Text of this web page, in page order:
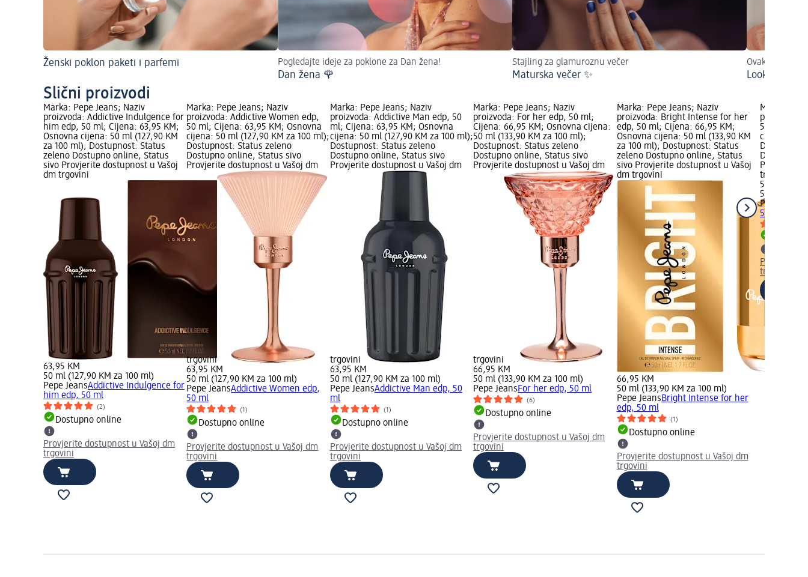
Ženski poklon paketi i parfemi Pogledajte ideje za poklone za Dan žena!
Dan žena 🌹
Stajling za glamuroznu večer
Maturska večer ✨
Ovako će
Look za
Slični proizvodi
Marka: Pepe Jeans; Naziv
proizvoda: Addictive Indulgence for
him edp, 50 ml; Cijena: 63,95 KM;
Osnovna cijena: 50 ml (127,90 KM
za 100 ml); Dostupnost: Status
zeleno Dostupno online, Status
sivo Provjerite dostupnost u Vašoj
dm trgovini
63,95 KM
50 ml (127,90 KM za 100 ml)
Pepe JeansAddictive Indulgence for
him edp, 50 ml
(2)
Dostupno online
Provjerite dostupnost u Vašoj dm
trgovini
Marka: Pepe Jeans; Naziv
proizvoda: Addictive Women edp,
50 ml; Cijena: 63,95 KM; Osnovna
cijena: 50 ml (127,90 KM za 100 ml);
Dostupnost: Status zeleno
Dostupno online, Status sivo
Provjerite dostupnost u Vašoj dm
trgovini
63,95 KM
50 ml (127,90 KM za 100 ml)
Pepe JeansAddictive Women edp,
50 ml
(1)
Dostupno online
Provjerite dostupnost u Vašoj dm
trgovini
Marka: Pepe Jeans; Naziv
proizvoda: Addictive Man edp, 50
ml; Cijena: 63,95 KM; Osnovna
cijena: 50 ml (127,90 KM za 100 ml);
Dostupnost: Status zeleno
Dostupno online, Status sivo
Provjerite dostupnost u Vašoj dm
trgovini
63,95 KM
50 ml (127,90 KM za 100 ml)
Pepe JeansAddictive Man edp, 50
ml
(1)
Dostupno online
Provjerite dostupnost u Vašoj dm
trgovini
Marka: Pepe Jeans; Naziv
proizvoda: For her edp, 50 ml;
Cijena: 66,95 KM; Osnovna cijena:
50 ml (133,90 KM za 100 ml);
Dostupnost: Status zeleno
Dostupno online, Status sivo
Provjerite dostupnost u Vašoj dm
trgovini
66,95 KM
50 ml (133,90 KM za 100 ml)
Pepe JeansFor her edp, 50 ml
(6)
Dostupno online
Provjerite dostupnost u Vašoj dm
trgovini
Marka: Pepe Jeans; Naziv
proizvoda: Bright Intense for her
edp, 50 ml; Cijena: 66,95 KM;
Osnovna cijena: 50 ml (133,90 KM
za 100 ml); Dostupnost: Status
zeleno Dostupno online, Status
sivo Provjerite dostupnost u Vašoj
dm trgovini
66,95 KM
50 ml (133,90 KM za 100 ml)
Pepe JeansBright Intense for her
edp, 50 ml
(1)
Dostupno online
Provjerite dostupnost u Vašoj dm
trgovini
Marka:
proizvoda:
50 ml;
cijena: 50
Dostupno
Provjerite
trgovini
56,95 KM
50 ml
Pepe Jeans
50 ml
Provjerite
trgovini